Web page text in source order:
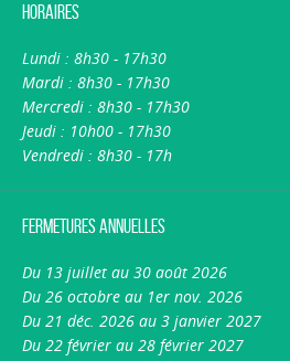
Horaires
Lundi : 8h30 - 17h30
Mardi : 8h30 - 17h30
Mercredi : 8h30 - 17h30
Jeudi : 10h00 - 17h30
Vendredi : 8h30 - 17h
Fermetures annuelles
Du 13 juillet au 30 août 2026
Du 26 octobre au 1er nov. 2026
Du 21 déc. 2026 au 3 janvier 2027
Du 22 février au 28 février 2027